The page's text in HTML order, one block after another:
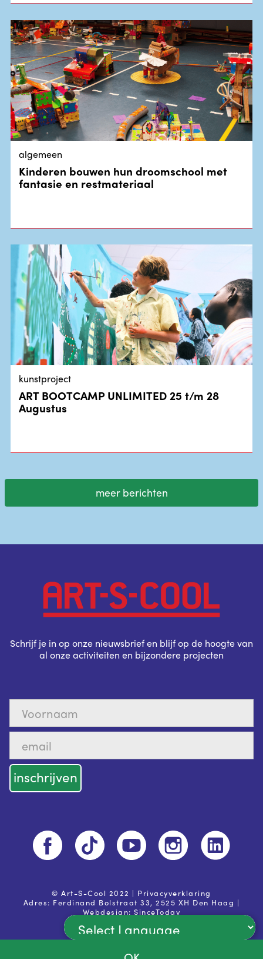
algemeen
Kinderen bouwen hun droomschool met
fantasie en restmateriaal
kunstproject
ART BOOTCAMP UNLIMITED 25 t/m 28
Augustus
meer berichten
Schrijf je in op onze nieuwsbrief en blijf op de hoogte van
al onze activiteiten en bijzondere projecten
© Art-S-Cool 2022 | Privacyverklaring
Adres: Ferdinand Bolstraat 33, 2525 XH Den Haag |
Webdesign:SinceToday